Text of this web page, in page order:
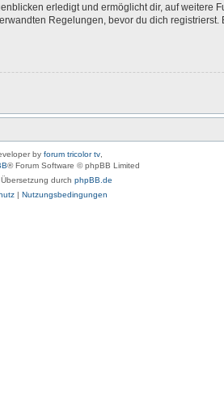
erledigt und ermöglicht dir, auf weitere
Regelungen, bevor du dich
by forum tricolor tv
® Forum Software © phpBB Limited
durch phpBB.de
| Nutzungsbedingungen